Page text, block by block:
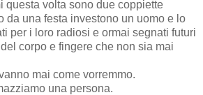
questa volta sono due coppiette
da una festa investono un uomo e lo
per i loro radiosi e ormai segnati futuri
corpo e fingere che non sia mai
mai come vorremmo.
una persona.